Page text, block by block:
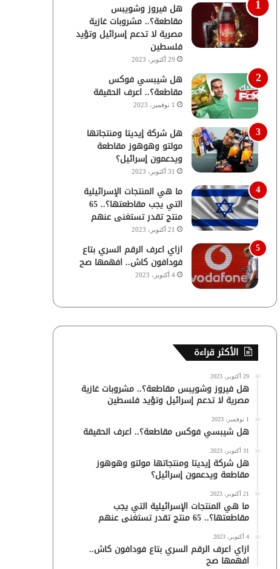
هل فيروز وشويبس
مقاطعة؟.. مشروبات غازية
مصرية لا تدعم إسرائيل وتؤيد
فلسطين
29 أكتوبر، 2023
هل شيبسي فوكس
مقاطعة؟.. اعرف الحقيقة
1 نوفمبر، 2023
هل شركة إيديتا ومنتجاتها
مولتو وهوهوز مقاطعة
ويدعمون إسرائيل؟
31 أكتوبر، 2023
ما هي المنتجات الإسرائيلية
التي يجب مقاطعتها؟.. 65
منتج تقدر تستغنى عنهم
21 أكتوبر، 2023
ازاي اعرف الرقم السري بتاع
فودافون كاش.. افهمها صح
4 أكتوبر، 2023
الأكثر قراءة
29 أكتوبر، 2023
هل فيروز وشويبس مقاطعة؟.. مشروبات غازية
مصرية لا تدعم إسرائيل وتؤيد فلسطين
1 نوفمبر، 2023
هل شيبسي فوكس مقاطعة؟.. اعرف الحقيقة
31 أكتوبر، 2023
هل شركة إيديتا ومنتجاتها مولتو وهوهوز
مقاطعة ويدعمون إسرائيل؟
21 أكتوبر، 2023
ما هي المنتجات الإسرائيلية التي يجب
مقاطعتها؟.. 65 منتج تقدر تستغنى عنهم
4 أكتوبر، 2023
ازاي اعرف الرقم السري بتاع فودافون كاش..
افهمها صح